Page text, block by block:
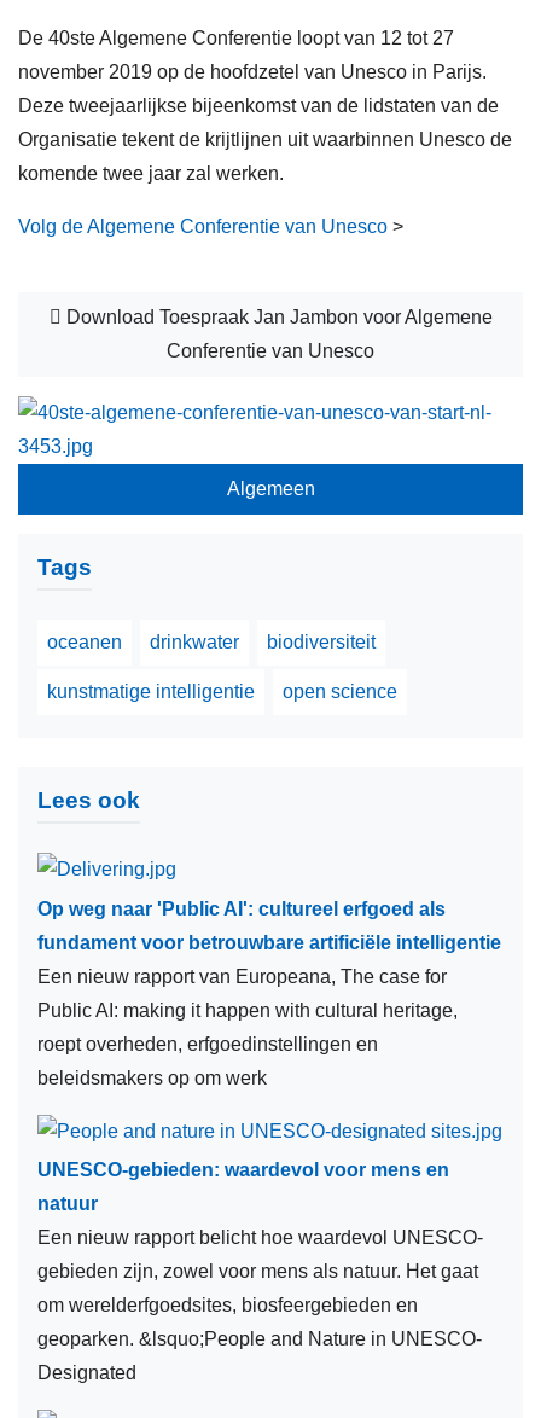
ontwikkeling
mediaontwikkeling
prijzen
alfabetisering
educatief materiaal
UNESCO-scholen
Verenigde Naties
WO I
natuurrampenpreventie
racisme en xenofobie
forwomeninscience
beleid
fut
musea
bio-ethiek
curriculum
hoger onderwijs
steden
basisonderwijs
De 40ste Algemene Conferentie loopt van 12 tot 27
november 2019 op de hoofdzetel van Unesco in Parijs.
Deze tweejaarlijkse bijeenkomst van de lidstaten van de
Organisatie tekent de krijtlijnen uit waarbinnen Unesco de
komende twee jaar zal werken.
Volg de Algemene Conferentie van Unesco >
Download Toespraak Jan Jambon voor Algemene
Conferentie van Unesco
Algemeen
Tags
oceanen drinkwater biodiversiteit
kunstmatige intelligentie open science
Lees ook
Op weg naar 'Public AI': cultureel erfgoed als
fundament voor betrouwbare artificiële intelligentie
Een nieuw rapport van Europeana, The case for
Public AI: making it happen with cultural heritage,
roept overheden, erfgoedinstellingen en
beleidsmakers op om werk
UNESCO-gebieden: waardevol voor mens en
natuur
Een nieuw rapport belicht hoe waardevol UNESCO-
gebieden zijn, zowel voor mens als natuur. Het gaat
om werelderfgoedsites, biosfeergebieden en
geoparken. &lsquo;People and Nature in UNESCO-
Designated